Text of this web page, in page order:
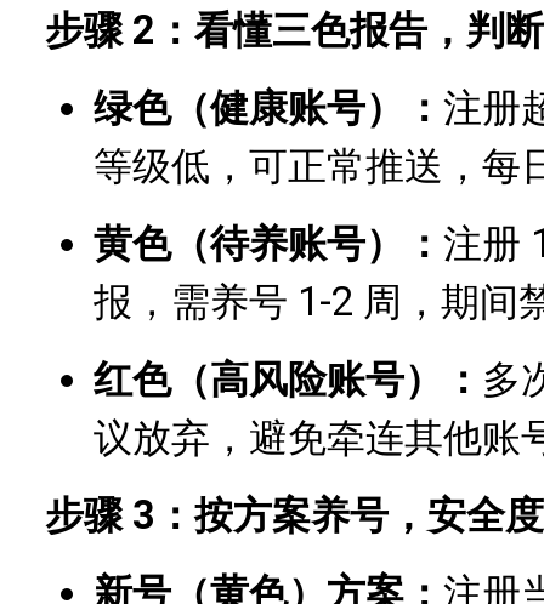
步骤 2：看懂三色报告，判
绿色（健康账号）： 注册
等级低，可正常推送，每
黄色（待养账号）： 注册
报，需养号 1-2 周，期间
红色（高风险账号）： 多
议放弃，避免牵连其他账
步骤 3：按方案养号，安全
新号（黄色）方案： 注册